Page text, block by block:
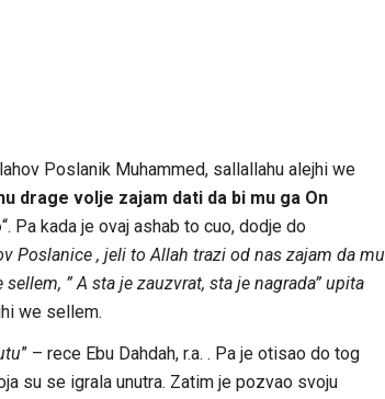
Poslanik Muhammed, sallallahu alejhi we
drage volje zajam dati da bi mu ga On
“. Pa kada je ovaj ashab to cuo, dodje do
Poslanice , jeli to Allah trazi od nas zajam da mu
” A sta je zauzvrat, sta je nagrada” upita
we sellem.
” – rece Ebu Dahdah, r.a. . Pa je otisao do tog
su se igrala unutra. Zatim je pozvao svoju